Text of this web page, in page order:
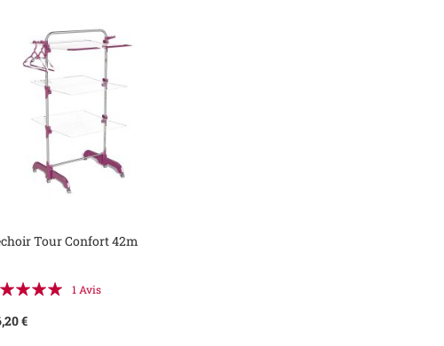
Tour Confort 42m
1 Avis
€